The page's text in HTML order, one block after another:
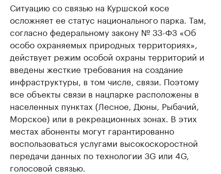
Ситуацию со связью на Куршской косе
осложняет ее статус национального парка. Там,
согласно федеральному закону № 33-ФЗ «Об
особо охраняемых природных территориях»,
действует режим особой охраны территорий и
введены жесткие требования на создание
инфраструктуры, в том числе, связи. Поэтому
все объекты связи в нацпарке расположены в
населенных пунктах (Лесное, Дюны, Рыбачий,
Морское) или в рекреационных зонах. В этих
местах абоненты могут гарантированно
воспользоваться услугами высокоскоростной
передачи данных по технологии 3G или 4G,
голосовой связью.